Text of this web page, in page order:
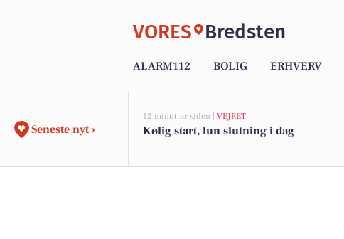
VORES Bredsten
ALARM112 BOLIG ERHVERV
Seneste nyt ›
12 minutter siden | VEJRET
Kølig start, lun slutning i dag